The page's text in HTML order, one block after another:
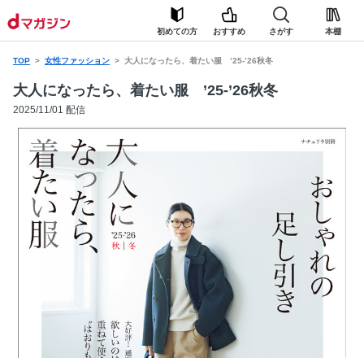
初めての方 おすすめ さがす 本棚
TOP 女性ファッション 大人になったら、着たい服 ’25-’26秋冬
大人になったら、着たい服 ’25-’26秋冬
2025/11/01 配信